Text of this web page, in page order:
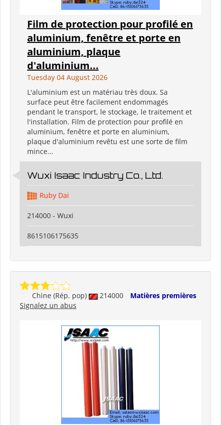
Film de protection pour profilé en
aluminium, fenêtre et porte en
aluminium, plaque
d'aluminium...
Tuesday 04 August 2026
L'aluminium est un matériau très doux. Sa
surface peut être facilement endommagés
pendant le transport, le stockage, le traitement et
l'installation. Film de protection pour profilé en
aluminium, fenêtre et porte en aluminium,
plaque d'aluminium revêtu est une sorte de film
mince...
Wuxi Isaac Industry Co., Ltd.
Ruby Dai
214000 - Wuxi
8615106175635
Chine (Rép. pop) 214000
Matières premières
Signalez un abus